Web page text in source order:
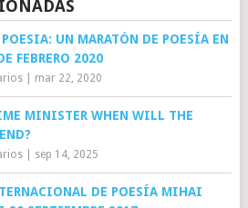
UN MARATÓN DE POESÍA EN
FEBRERO 2020
| mar 22, 2020
MINISTER WHEN WILL THE
| sep 14, 2025
DE POESÍA MIHAI